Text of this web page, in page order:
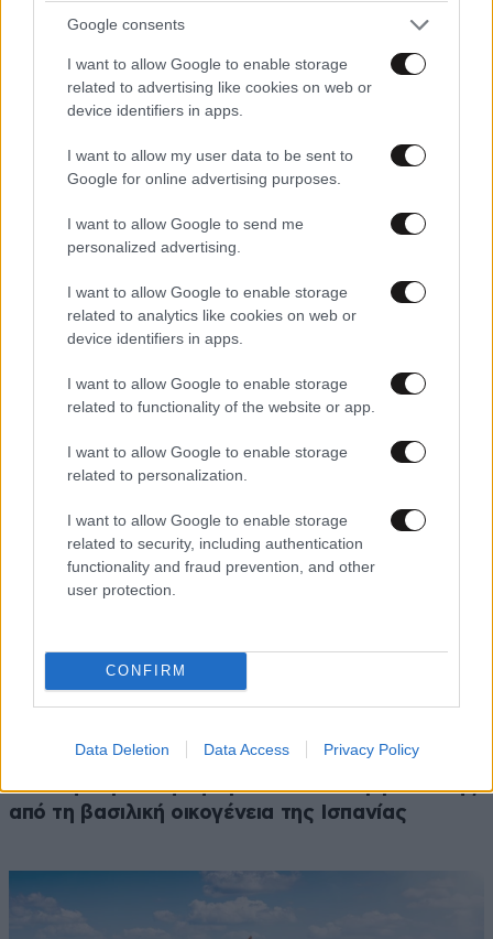
Google consents
I want to allow Google to enable storage
related to advertising like cookies on web or
device identifiers in apps.
I want to allow my user data to be sent to
Google for online advertising purposes.
I want to allow Google to send me
personalized advertising.
I want to allow Google to enable storage
related to analytics like cookies on web or
device identifiers in apps.
I want to allow Google to enable storage
related to functionality of the website or app.
I want to allow Google to enable storage
related to personalization.
I want to allow Google to enable storage
related to security, including authentication
functionality and fraud prevention, and other
user protection.
CONFIRM
Data Deletion Data Access Privacy Policy
Θα την έχουν στην επόμενη παρέλαση...
Παλάτι Marivent: Πώς οι κληρονόμοι του
από τη βασιλική οικογένεια της Ισπανίας